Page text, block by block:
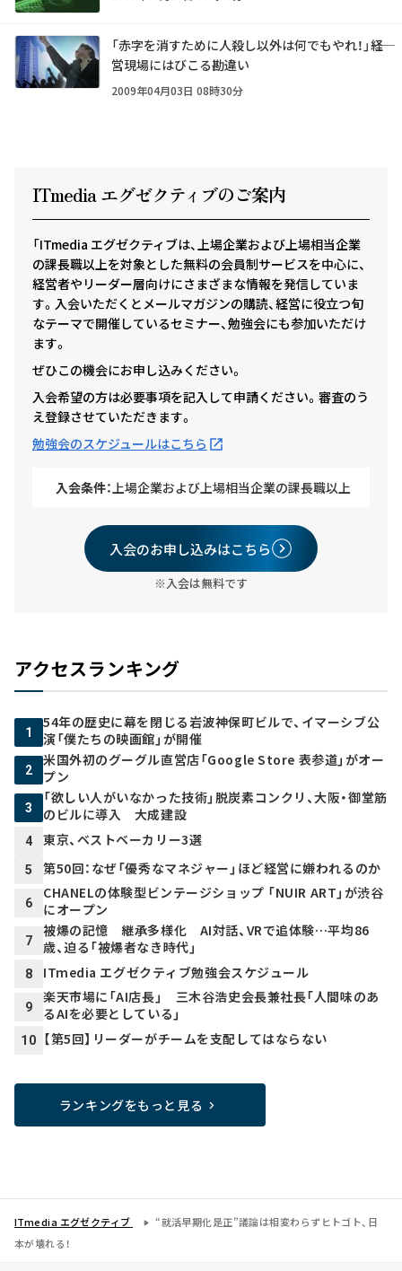
「赤字を消すために人殺し以外は何でもやれ！」――経
営現場にはびこる勘違い
2009年04月03日 08時30分
ITmedia エグゼクティ ブのご案内
「ITmedia エグゼクティブは、上場企業および上場相当企業
の課長職以上を対象とした無料の会員制サービスを中心に、
経営者やリーダー層向けにさまざまな情報を発信していま
す。入会いただくとメールマガジンの購読、経営に役立つ旬
なテーマで開催しているセミナー、勉強会にも参加いただけ
ます。
ぜひこの機会にお申し込みください。
入会希望の方は必要事項を記入して申請ください。審査のう
え登録させていただきます。
勉強会のスケジュールはこちら
入会条件：上場企業および上場相当企業の課長職以上
入会のお申し込みはこちら
※入会は無料です
アクセスランキング
1
54年の歴史に幕を閉じる岩波神保町ビルで、イマーシブ公
演「僕たちの映画館」が開催
2
米国外初のグーグル直営店「Google Store 表参道」がオー
プン
3
「欲しい人がいなかった技術」脱炭素コンクリ、大阪・御堂筋
のビルに導入 大成建設
4 東京、ベストベーカリー3選
5 第50回：なぜ「優秀なマネジャー」ほど経営に嫌われるのか
6
CHANELの体験型ビンテージショップ 「NUIR ART」が渋谷
にオープン
7
被爆の記憶 継承多様化 AI対話、VRで追体験…平均86
歳、迫る「被爆者なき時代」
8 ITmedia エグゼクティブ勉強会スケジュール
9
楽天市場に「AI店長」 三木谷浩史会長兼社長「人間味のあ
るAIを必要としている」
10 【第5回】リーダーがチームを支配してはならない
ランキングをもっと見る
ITmedia エグゼクティブ
“就活早期化是正”議論は相変わらずヒトゴト、日
本が壊れる！